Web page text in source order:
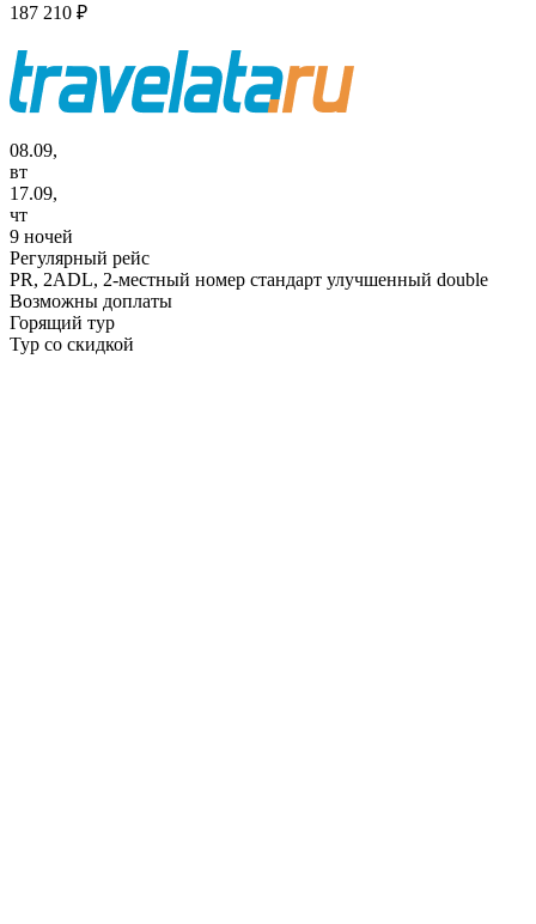
187 210 ₽
08.09,
вт
17.09,
чт
9 ночей
Регулярный рейс
PR, 2ADL, 2-местный номер стандарт улучшенный double
Возможны доплаты
Горящий тур
Тур со скидкой